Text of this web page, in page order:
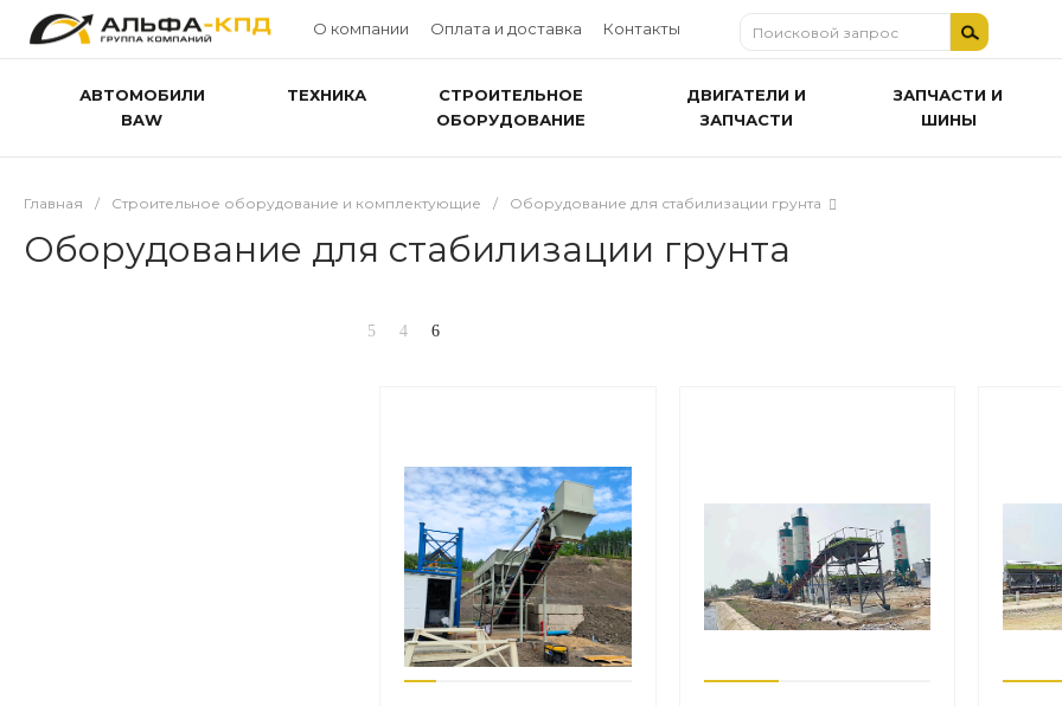
О компании Оплата и доставка Контакты
АВТОМОБИЛИ
BAW
ТЕХНИКА
СТРОИТЕЛЬНОЕ
ОБОРУДОВАНИЕ
ДВИГАТЕЛИ И
ЗАПЧАСТИ
ЗАПЧАСТИ И
ШИНЫ
Главная / Строительное оборудование и комплектующие / Оборудование для стабилизации грунта
Оборудование для стабилизации грунта